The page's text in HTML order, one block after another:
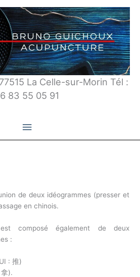
La Celle-sur-Morin Tél :
83 55 05 91
Menu
de deux idéogrammes (presser et
en chinois.
composé également de deux
:
: 推)
).